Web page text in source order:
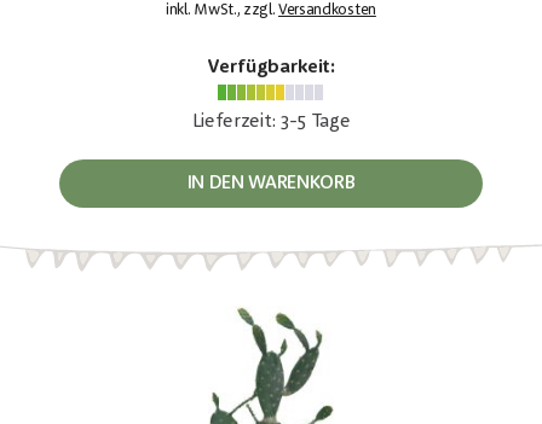
inkl. MwSt., zzgl.Versandkosten
Verfügbarkeit:
Lieferzeit: 3-5 Tage
IN DEN WARENKORB